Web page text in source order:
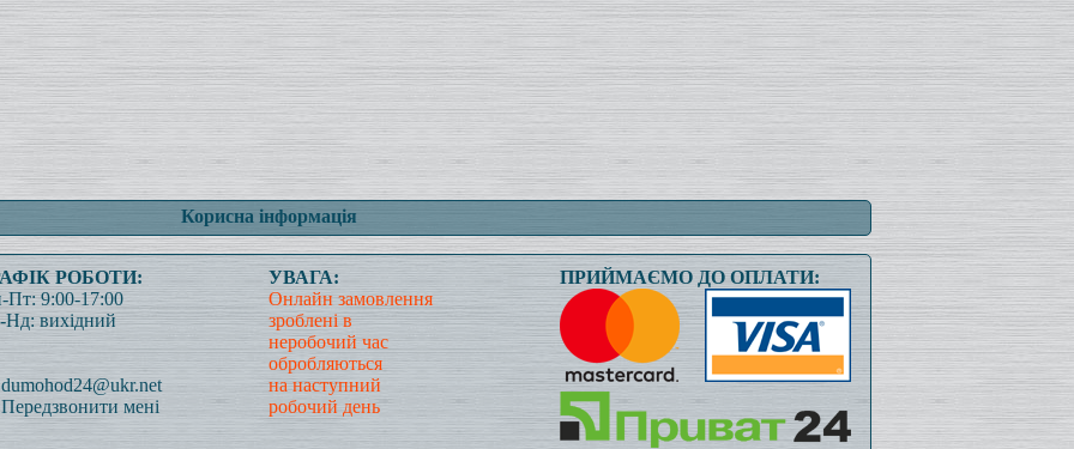
Корисна інформація
РОБОТИ:
9:00-17:00
вихідний
мені
УВАГА:
Онлайн замовлення
зроблені в
неробочий час
обробляються
на наступний
робочий день
ПРИЙМАЄМО ДО ОПЛАТИ: